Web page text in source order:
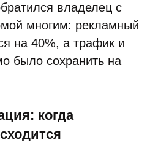
владелец с
многим: рекламный
на 40%, а трафик и
было сохранить на
когда